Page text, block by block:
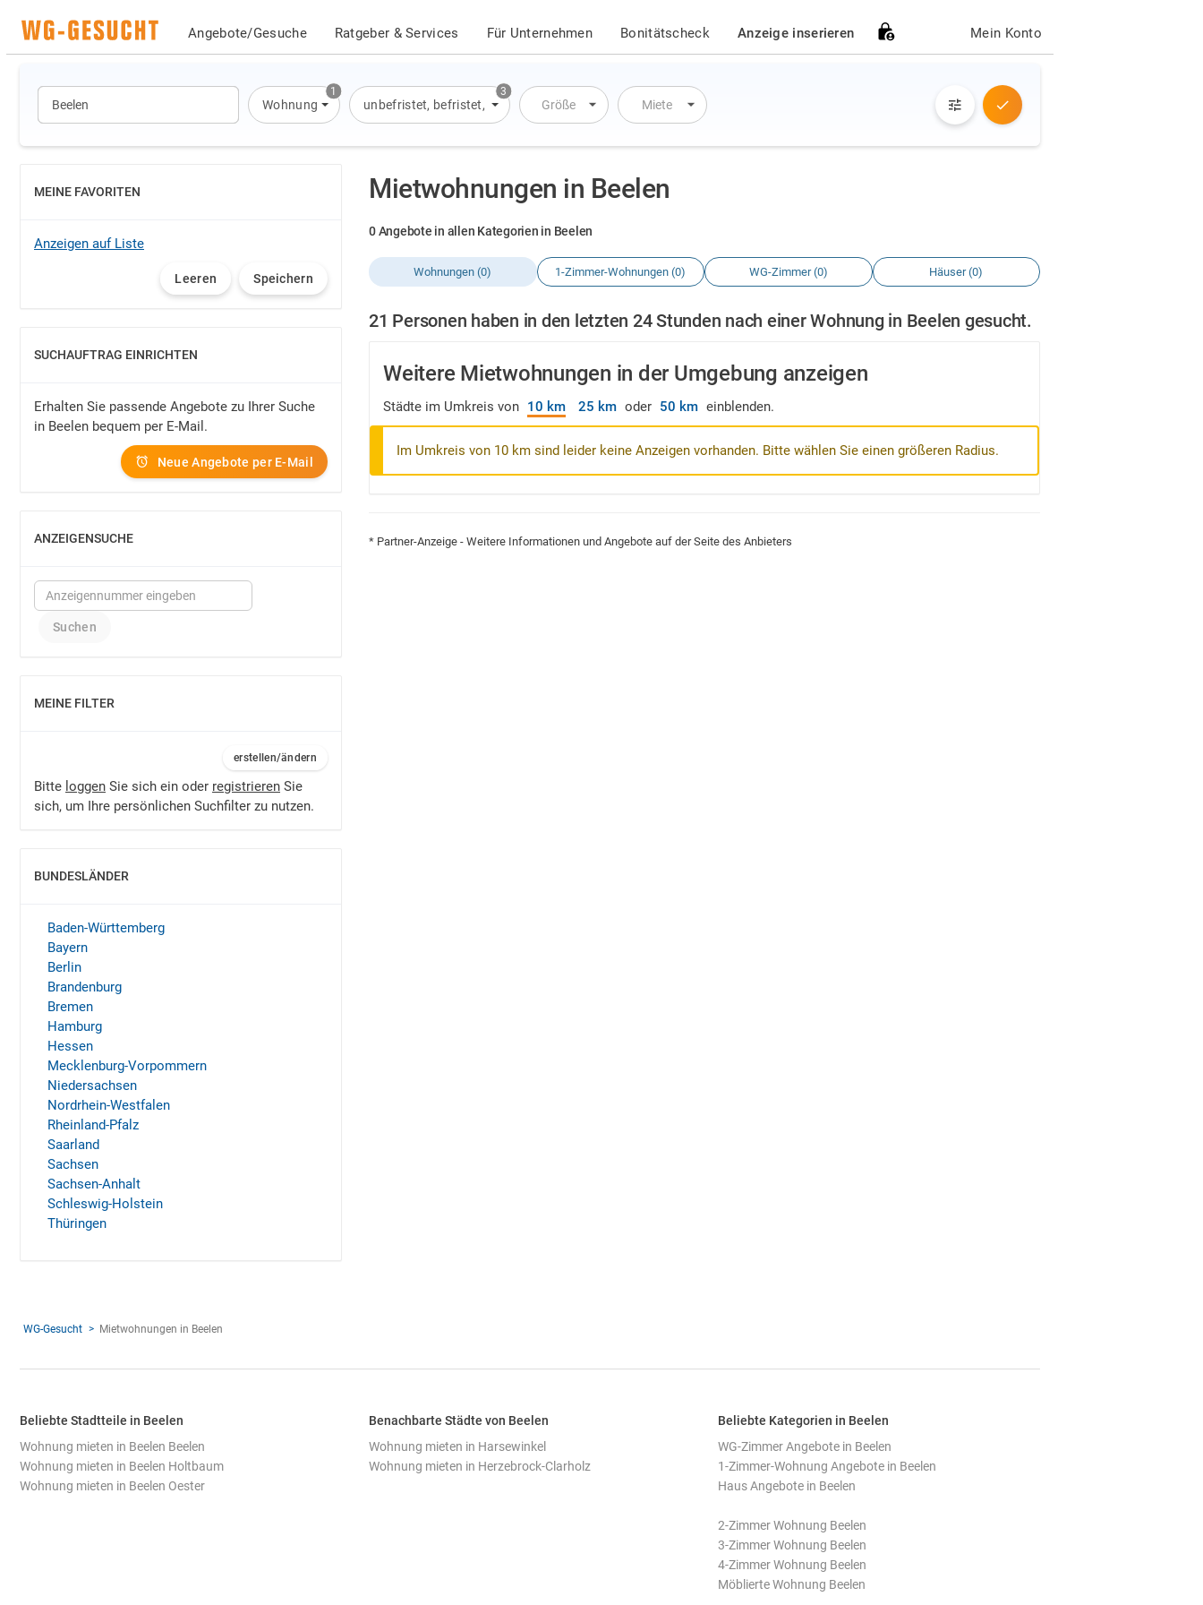
Angebote/Gesuche Ratgeber & Services Für Unternehmen Bonitätscheck Anzeige inserieren Mein Konto
1
Wohnung
3
unbefristet, befristet, Übernachtung
Größe Miete
Mietwohnungen in Beelen
0 Angebote in allen Kategorien in Beelen
Wohnungen (0) 1-Zimmer-Wohnungen (0) WG-Zimmer (0) Häuser (0)
21 Personen haben in den letzten 24 Stunden nach einer Wohnung in Beelen gesucht.
Weitere Mietwohnungen in der Umgebung anzeigen
Städte im Umkreis von 10 km 25 km oder 50 km einblenden.
Im Umkreis von 10 km sind leider keine Anzeigen vorhanden. Bitte wählen Sie einen größeren Radius.
* Partner-Anzeige - Weitere Informationen und Angebote auf der Seite des Anbieters
MEINE FAVORITEN
EINBLENDEN
Anzeigen auf Liste
Leeren Speichern
SUCHAUFTRAG EINRICHTEN
EINBLENDEN
Erhalten Sie passende Angebote zu Ihrer Suche
in Beelen bequem per E-Mail.
Neue Angebote per E-Mail
ANZEIGENSUCHE
EINBLENDEN
MEINE FILTER
EINBLENDEN
erstellen/ändern
Bitte loggen Sie sich ein oder registrieren Sie
sich, um Ihre persönlichen Suchfilter zu nutzen.
BUNDESLÄNDER
EINBLENDEN
Baden-Württemberg
Bayern
Berlin
Brandenburg
Bremen
Hamburg
Hessen
Mecklenburg-Vorpommern
Niedersachsen
Nordrhein-Westfalen
Rheinland-Pfalz
Saarland
Sachsen
Sachsen-Anhalt
Schleswig-Holstein
Thüringen
WG-Gesucht Mietwohnungen in Beelen
Beliebte Stadtteile in Beelen
Wohnung mieten in Beelen Beelen
Wohnung mieten in Beelen Holtbaum
Wohnung mieten in Beelen Oester
Benachbarte Städte von Beelen
Wohnung mieten in Harsewinkel
Wohnung mieten in Herzebrock-Clarholz
Beliebte Kategorien in Beelen
WG-Zimmer Angebote in Beelen
1-Zimmer-Wohnung Angebote in Beelen
Haus Angebote in Beelen
2-Zimmer Wohnung Beelen
3-Zimmer Wohnung Beelen
4-Zimmer Wohnung Beelen
Möblierte Wohnung Beelen